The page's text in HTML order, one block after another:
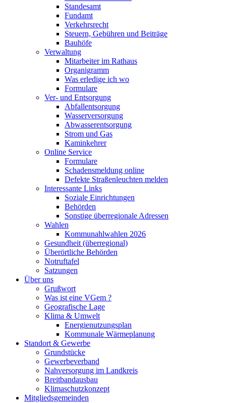
Standesamt
Fundamt
Verkehrsrecht
Steuern, Gebühren und Beiträge
Bauhöfe
Verwaltung
Mitarbeiter im Rathaus
Organigramm
Was erledige ich wo
Formulare
Ver- und Entsorgung
Abfallentsorgung
Wasserversorgung
Abwasserentsorgung
Strom und Gas
Kaminkehrer
Online Service
Formulare
Schadensmeldung online
Defekte Straßenleuchten melden
Interessante Links
Soziale Einrichtungen
Behörden
Sonstige überregionale Adressen
Wahlen
Kommunahlwahlen 2026
Gesundheit (überregional)
Überörtliche Behörden
Notruftafel
Satzungen
Über uns
Grußwort
Was ist eine VGem ?
Geografische Lage
Klima & Umwelt
Energienutzungsplan
Kommunale Wärmeplanung
Standort & Gewerbe
Grundstücke
Gewerbeverband
Nahversorgung im Landkreis
Breitbandausbau
Klimaschutzkonzept
Mitgliedsgemeinden